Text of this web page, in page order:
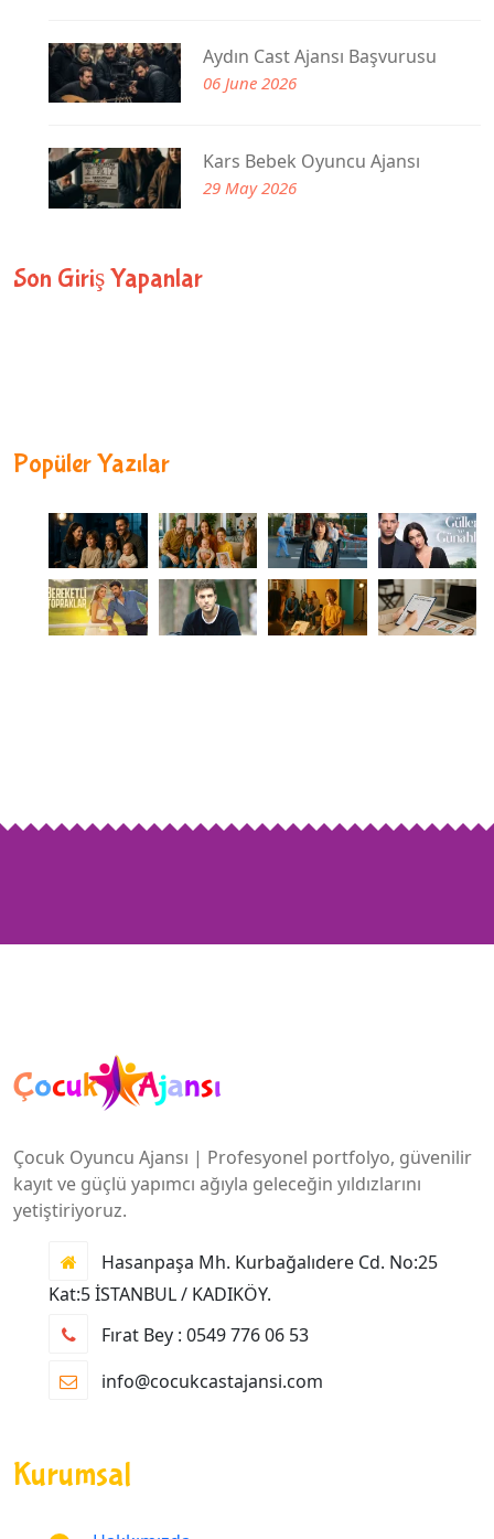
Aydın Cast Ajansı Başvurusu
06 June 2026
Kars Bebek Oyuncu Ajansı
29 May 2026
Son Giriş Yapanlar
Popüler Yazılar
Çocuk Oyuncu Ajansı | Profesyonel portfolyo, güvenilir
kayıt ve güçlü yapımcı ağıyla geleceğin yıldızlarını
yetiştiriyoruz.
Hasanpaşa Mh. Kurbağalıdere Cd. No:25
Kat:5 İSTANBUL / KADIKÖY.
Fırat Bey : 0549 776 06 53
info@cocukcastajansi.com
Kurumsal